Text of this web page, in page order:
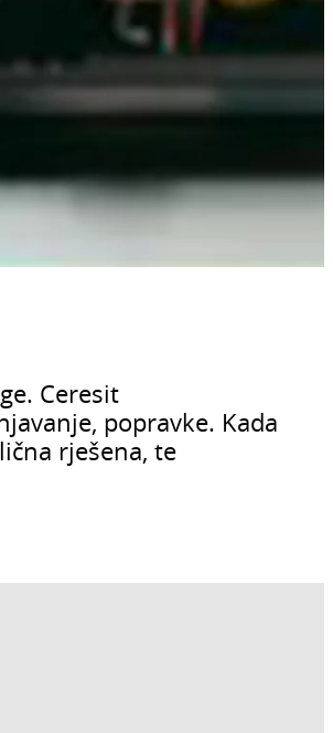
Ceresit
popravke. Kada
rješena, te